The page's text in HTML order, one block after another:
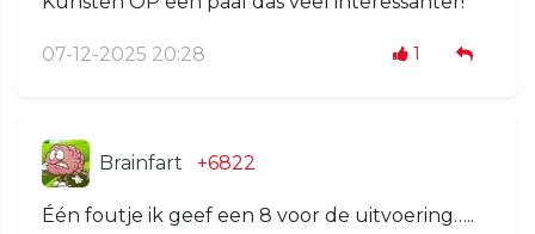
07-12-2025 20:28 1
Brainfart +6822
Één foutje ik geef een 8 voor de uitvoering…..